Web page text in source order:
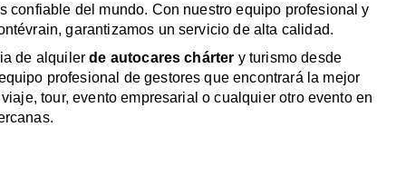
confiable del mundo. Con nuestro equipo profesional y
garantizamos un servicio de alta calidad.
de alquilerde autocares chárter y turismo desde
profesional de gestores que encontrará la mejor
tour, evento empresarial o cualquier otro evento en